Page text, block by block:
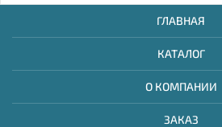
ГЛАВНАЯ
КАТАЛОГ
О КОМПАНИИ
ЗАКАЗ